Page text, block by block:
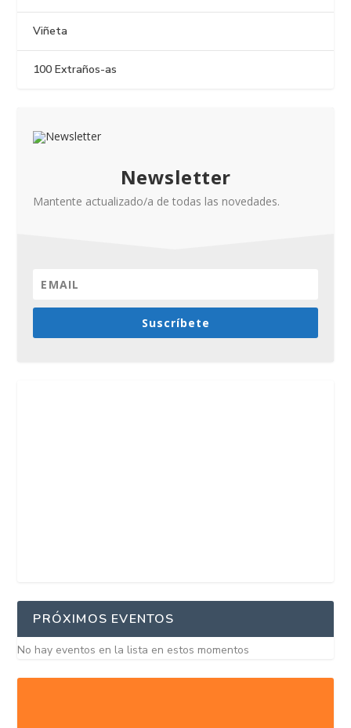
Viñeta
100 Extraños-as
Newsletter
Mantente actualizado/a de todas las novedades.
Suscríbete
PRÓXIMOS EVENTOS
No hay eventos en la lista en estos momentos